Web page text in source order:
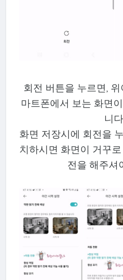
회전 버튼을 누르면,
마트폰에서 보는 화면
니
화면 저장시에 회전을
치하시면 화면이 거꾸
전을 해주셔